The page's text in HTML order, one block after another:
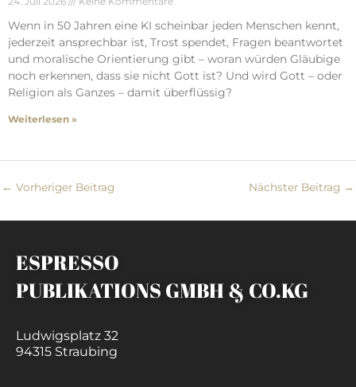
Wenn in 50 Jahren eine KI scheinbar jeden Menschen kennt,
jederzeit ansprechbar ist, Trost spendet, Fragen beantwortet
und moralische Orientierung gibt – woran würden Gläubige
noch erkennen, dass sie nicht Gott ist? Und wird Gott – oder
Religion als Ganzes – damit überflüssig?
Weiterlesen »
← Vorheriger Beitrag Nächster Beitrag →
ESPRESSO
PUBLIKATIONS GMBH & CO.KG
Ludwigsplatz 32
94315 Straubing